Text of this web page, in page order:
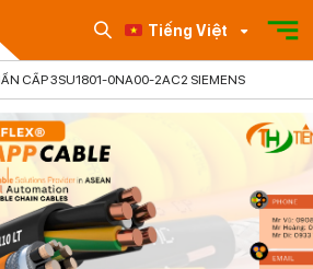
Tiếng Việt
CẤP 3SU1801-0NA00-2AC2 SIEMENS